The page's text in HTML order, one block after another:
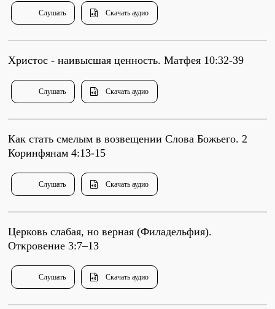
Библейская школа.
Душепопечение
Служение «Слово Истины»
Служение «Слово Истины»
Слушать Скачать аудио
Христос - наивысшая ценность. Матфея 10:32-39
Слушать Скачать аудио
Как стать смелым в возвещении Слова Божьего. 2
Коринфянам 4:13-15
Слушать Скачать аудио
Церковь слабая, но верная (Филадельфия).
Откровение 3:7–13
Слушать Скачать аудио